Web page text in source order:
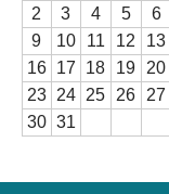
2
3 4 5 6
9
10 11 12 13
16 17 18 19 20
23 24 25 26 27
30 31